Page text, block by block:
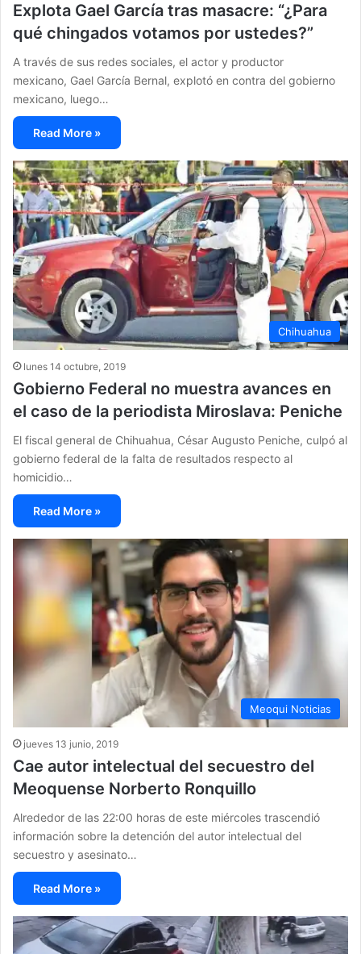
Explota Gael García tras masacre: “¿Para
qué chingados votamos por ustedes?”
A través de sus redes sociales, el actor y productor
mexicano, Gael García Bernal, explotó en contra del gobierno
mexicano, luego…
Read More »
Chihuahua
lunes 14 octubre, 2019
Gobierno Federal no muestra avances en
el caso de la periodista Miroslava: Peniche
El fiscal general de Chihuahua, César Augusto Peniche, culpó al
gobierno federal de la falta de resultados respecto al
homicidio…
Read More »
Meoqui Noticias
jueves 13 junio, 2019
Cae autor intelectual del secuestro del
Meoquense Norberto Ronquillo
Alrededor de las 22:00 horas de este miércoles trascendió
información sobre la detención del autor intelectual del
secuestro y asesinato…
Read More »